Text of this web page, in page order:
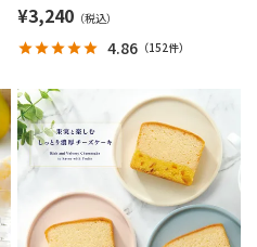
¥3,240
4.86 （152件）